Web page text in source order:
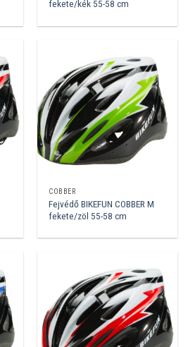
fekete/kék 55-58 cm
COBBER
Fejvédő BIKEFUN COBBER M
fekete/zöl 55-58 cm